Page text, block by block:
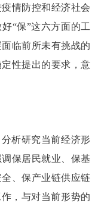
情防控和经济社会
“保”这六方面的工
临前所未有挑战的
性提出的要求，意
析研究当前经济形
保居民就业、保基
、保产业链供应链
，与对当前形势的